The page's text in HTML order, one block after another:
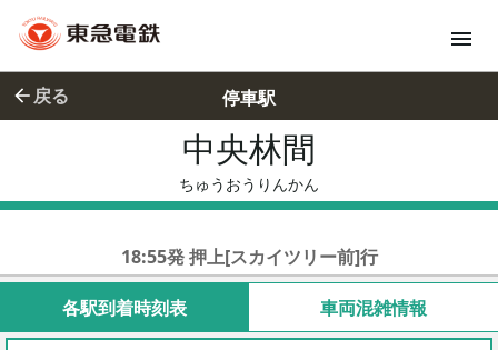
戻る 停車駅
中央林間
ちゅうおうりんかん
18:55発 押上[スカイツリー前]行
各駅到着時刻表 車両混雑情報